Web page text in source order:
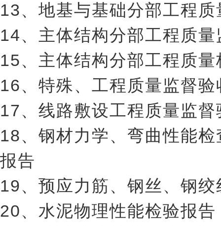
13、地基与基础分部工程
14、主体结构分部工程质
15、主体结构分部工程质
16、特殊、工程质量监督
17、线路敷设工程质量监
18、钢材力学、弯曲性能
报告
19、预应力筋、钢丝、钢
20、水泥物理性能检验报告